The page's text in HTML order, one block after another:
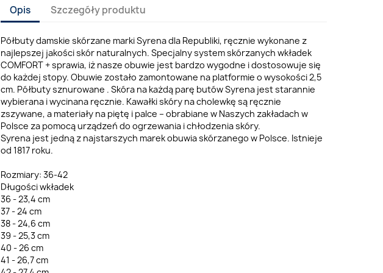
Opis Szczegóły produktu
Półbuty damskie skórzane marki Syrena dla Republiki, ręcznie wykonane z
najlepszej jakości skór naturalnych. Specjalny system skórzanych wkładek
COMFORT + sprawia, iż nasze obuwie jest bardzo wygodne i dostosowuje się
do każdej stopy. Obuwie zostało zamontowane na platformie o wysokości 2,5
cm. Półbuty sznurowane . Skóra na każdą parę butów Syrena jest starannie
wybierana i wycinana ręcznie. Kawałki skóry na cholewkę są ręcznie
zszywane, a materiały na piętę i palce – obrabiane w Naszych zakładach w
Polsce za pomocą urządzeń do ogrzewania i chłodzenia skóry.
Syrena jest jedną z najstarszych marek obuwia skórzanego w Polsce. Istnieje
od 1817 roku.
Rozmiary: 36-42
Długości wkładek
36 - 23,4 cm
37 - 24 cm
38 - 24,6 cm
39 - 25,3 cm
40 - 26 cm
41 - 26,7 cm